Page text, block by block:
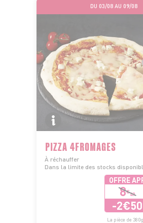
DU 03/08 AU 09/08
PIZZA 4FROMAGES
À réchauffer
Dans la limite des stocks
OFFRE
8€49
-2€50
La pièce de